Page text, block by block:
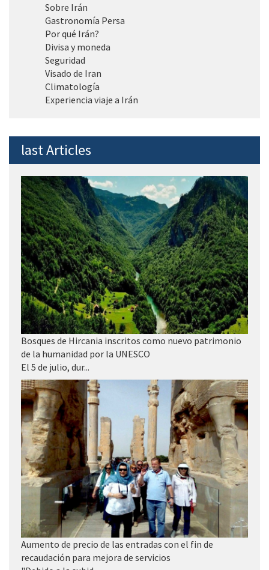
Sobre Irán
Gastronomía Persa
Por qué Irán?
Divisa y moneda
Seguridad
Visado de Iran
Climatología
Experiencia viaje a Irán
last Articles
Bosques de Hircania inscritos como nuevo patrimonio
de la humanidad por la UNESCO
El 5 de julio, dur...
Aumento de precio de las entradas con el fin de
recaudación para mejora de servicios